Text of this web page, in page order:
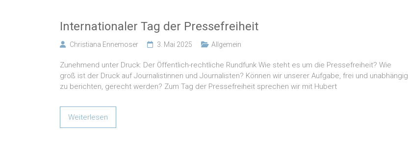
Internationaler Tag der Pressefreiheit
Christiana Ennemoser 3. Mai 2025 Allgemein
Zunehmend unter Druck: Der Öffentlich-rechtliche Rundfunk Wie steht es um die Pressefreiheit? Wie
groß ist der Druck auf Journalistinnen und Journalisten? Können wir unserer Aufgabe, frei und unabhängig
zu berichten, gerecht werden? Zum Tag der Pressefreiheit sprechen wir mit Hubert
Weiterlesen